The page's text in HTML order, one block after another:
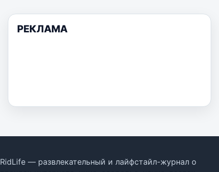
РЕКЛАМА
RidLife — развлекательный и лайфстайл-журнал о